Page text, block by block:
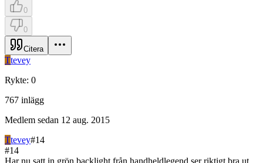
0
0
Citera
Ttevey
Rykte: 0
767 inlägg
Medlem sedan 12 aug. 2015
Ttevey#14
#14
Har nu satt in grön backlight från handheldlegend ser riktigt bra ut,